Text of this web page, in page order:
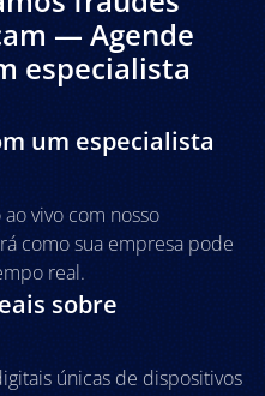
— Agende
especialista
um especialista
vivo com nosso
como sua empresa pode
real.
sobre
únicas de dispositivos